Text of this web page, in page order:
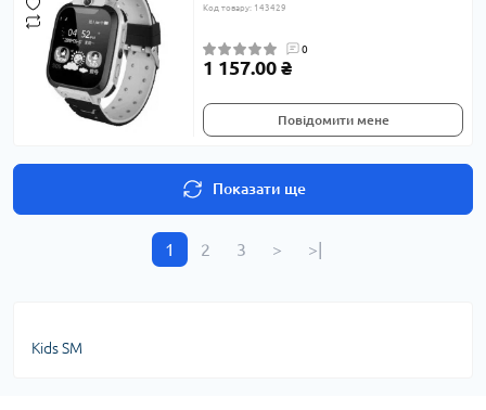
Код товару: 143429
0
1 157.00 ₴
Повідомити мене
Показати ще
1 2 3 > >|
Kids SM